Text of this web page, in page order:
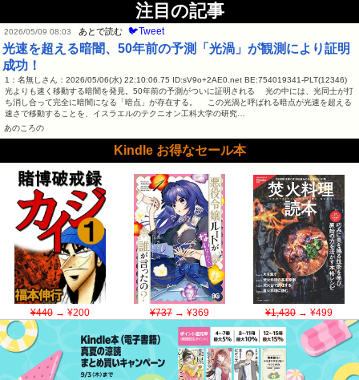
注目の記事
2026/05/09 08:03 あとで読む 🐦Tweet
光速を超える暗闇、50年前の予測「光渦」が観測により証明
成功！
1：名無しさん：2026/05/06(水) 22:10:06.75 ID:sV9o+2AE0.net BE:754019341-PLT(12346)
光よりも速く移動する暗闇を発見。50年前の予測がついに証明される 光の中には、光同士が打
ち消し合って完全に暗闇になる「暗点」が存在する。 この光渦と呼ばれる暗点が光速を超える
速さで移動することを、イスラエルのテクニオン工科大学の研究…
あのころの
Kindle お得なセール本
¥440→ ¥200 ¥737→ ¥369 ¥1,430→ ¥499